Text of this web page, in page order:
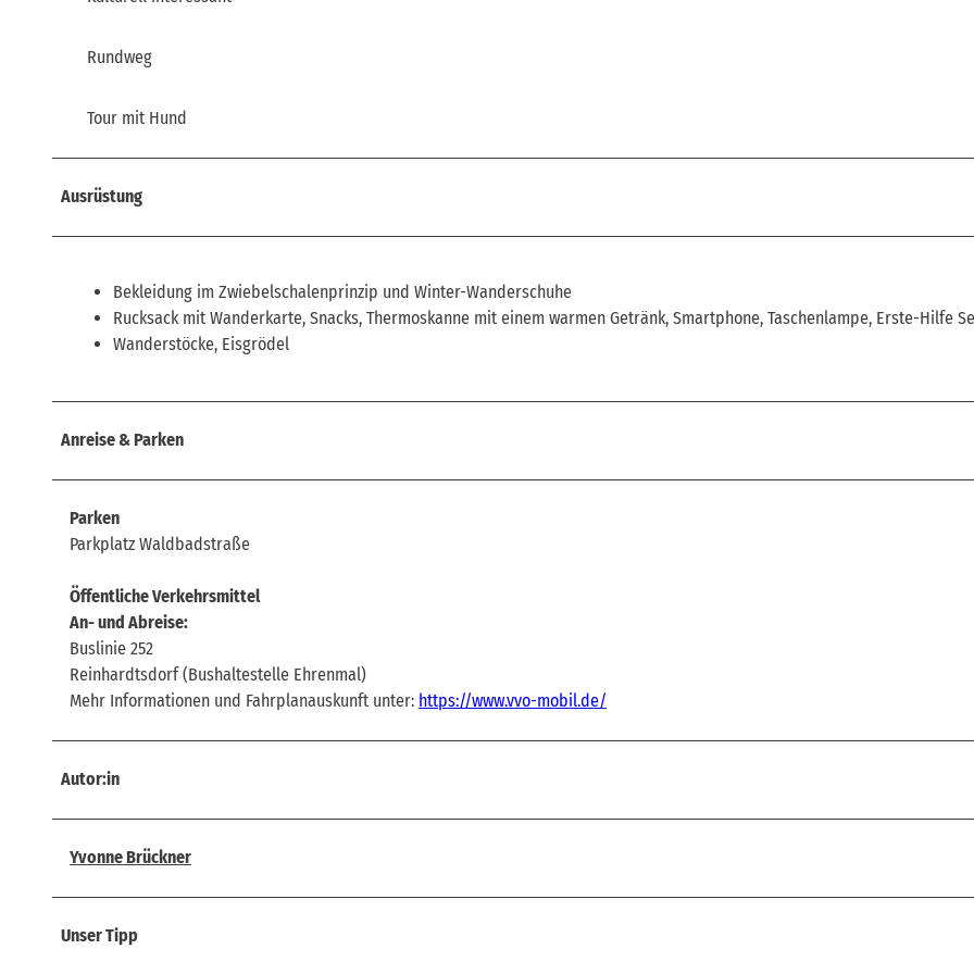
Rundweg
Tour mit Hund
Ausrüstung
Bekleidung im Zwiebelschalenprinzip und Winter-Wanderschuhe
Rucksack mit Wanderkarte, Snacks, Thermoskanne mit einem warmen Getränk, Smartphone, Taschenlampe, Erste-Hilfe
Wanderstöcke, Eisgrödel
Anreise & Parken
Parken
Parkplatz Waldbadstraße
Öffentliche Verkehrsmittel
An- und Abreise:
Buslinie 252
Reinhardtsdorf (Bushaltestelle Ehrenmal)
Mehr Informationen und Fahrplanauskunft unter: https://www.vvo-mobil.de/
Autor:in
Yvonne Brückner
Unser Tipp